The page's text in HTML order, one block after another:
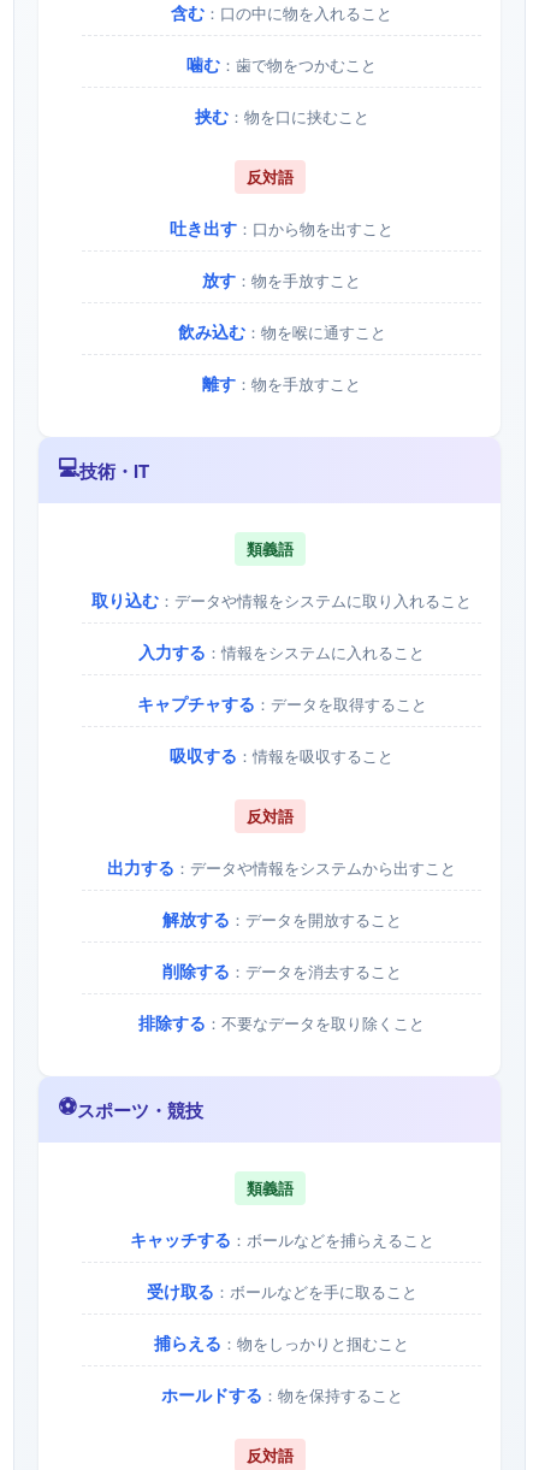
含む ：口の中に物を入れること
噛む ：歯で物をつかむこと
挟む：物を口に挟むこと
反対語
吐き出す ：口から物を出すこと
放す ：物を手放すこと
飲み込む：物を喉に通すこと
離す ：物を手放すこと
💻技術・IT
類義語
取り込む ：データや情報をシステムに取り入れること
入力する ：情報をシステムに入れること
キャプチャする ：データを取得すること
吸収する ：情報を吸収すること
反対語
出力する ：データや情報をシステムから出すこと
解放する ：データを開放すること
削除する ：データを消去すること
排除する ：不要なデータを取り除くこと
⚽スポーツ・競技
類義語
キャッチする ：ボールなどを捕らえること
受け取る ：ボールなどを手に取ること
捕らえる ：物をしっかりと掴むこと
ホールドする ：物を保持すること
反対語